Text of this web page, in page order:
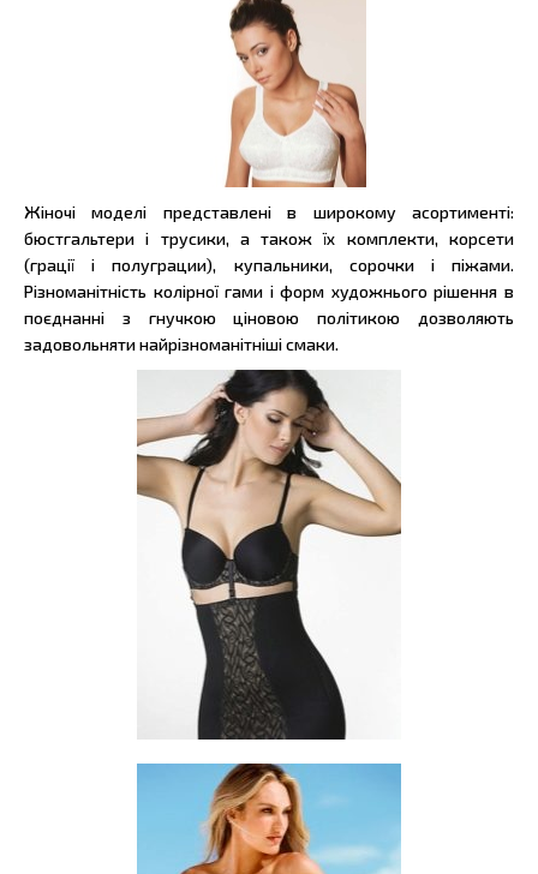
Жіночі моделі представлені в широкому асортименті:
бюстгальтери і трусики, а також їх комплекти, корсети
(грації і полуграции), купальники, сорочки і піжами.
Різноманітність колірної гами і форм художнього рішення в
поєднанні з гнучкою ціновою політикою дозволяють
задовольняти найрізноманітніші смаки.